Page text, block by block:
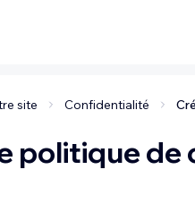
site Confidentialité
politique